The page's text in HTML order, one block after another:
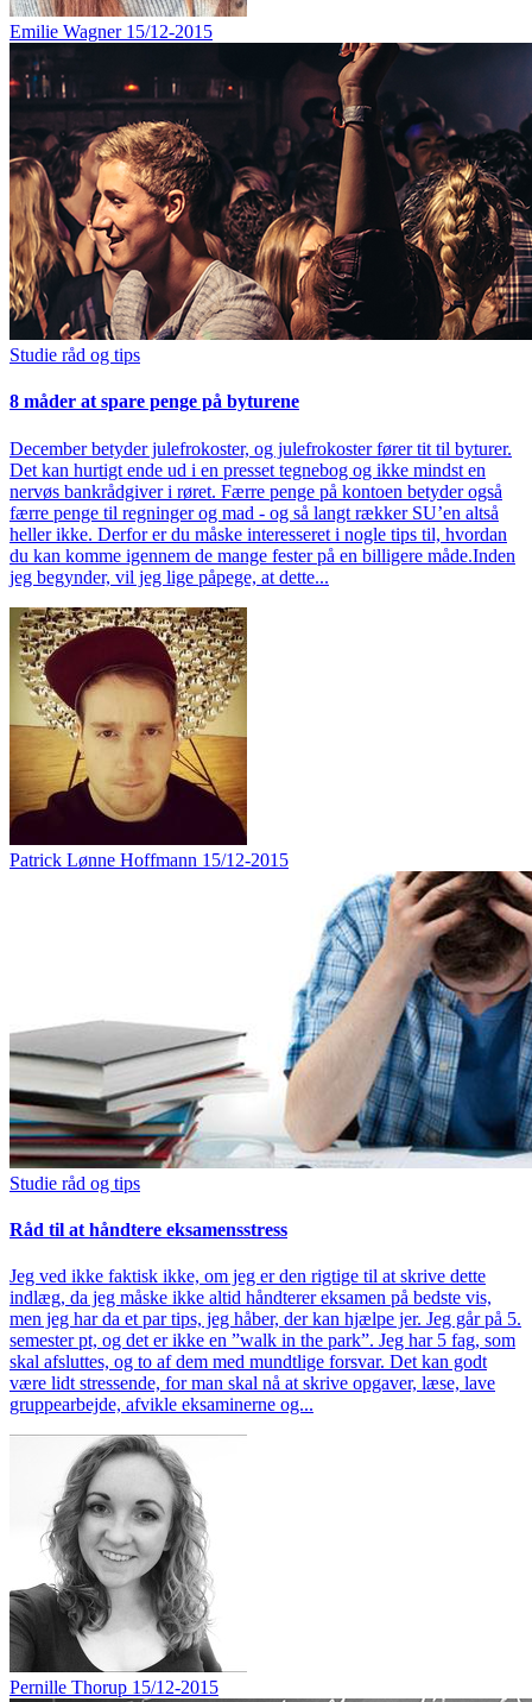
Emilie Wagner 15/12-2015
Studie råd og tips
8 måder at spare penge på byturene
December betyder julefrokoster, og julefrokoster fører tit til byturer.
Det kan hurtigt ende ud i en presset tegnebog og ikke mindst en
nervøs bankrådgiver i røret. Færre penge på kontoen betyder også
færre penge til regninger og mad - og så langt rækker SU’en altså
heller ikke. Derfor er du måske interesseret i nogle tips til, hvordan
du kan komme igennem de mange fester på en billigere måde.Inden
jeg begynder, vil jeg lige påpege, at dette...
Patrick Lønne Hoffmann 15/12-2015
Studie råd og tips
Råd til at håndtere eksamensstress
Jeg ved ikke faktisk ikke, om jeg er den rigtige til at skrive dette
indlæg, da jeg måske ikke altid håndterer eksamen på bedste vis,
men jeg har da et par tips, jeg håber, der kan hjælpe jer. Jeg går på 5.
semester pt, og det er ikke en ”walk in the park”. Jeg har 5 fag, som
skal afsluttes, og to af dem med mundtlige forsvar. Det kan godt
være lidt stressende, for man skal nå at skrive opgaver, læse, lave
gruppearbejde, afvikle eksaminerne og...
Pernille Thorup 15/12-2015